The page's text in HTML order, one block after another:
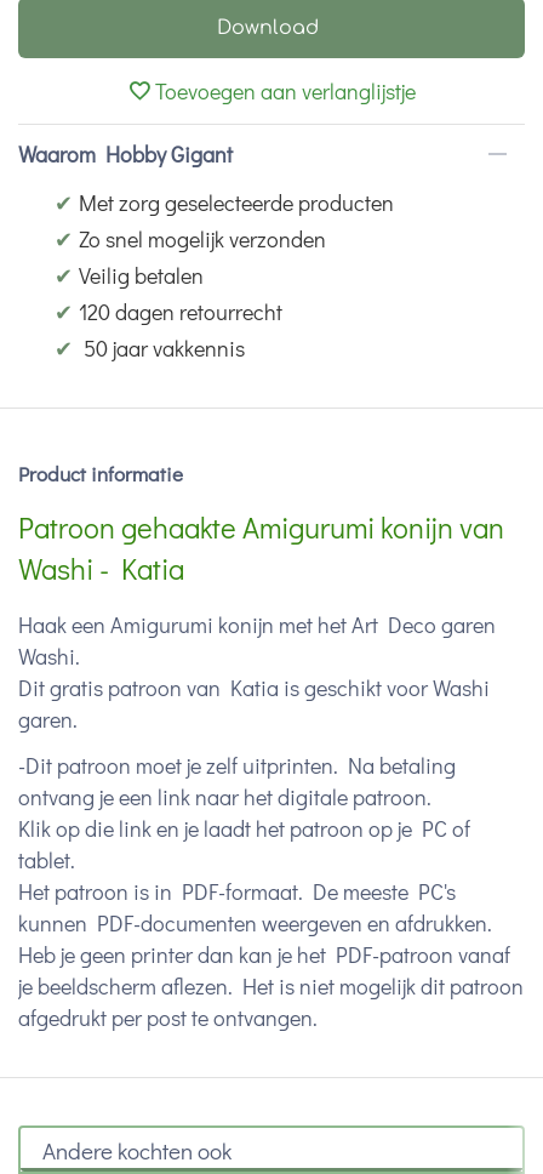
Download
Toevoegen aan verlanglijstje
Waarom Hobby Gigant
✔ Met zorg geselecteerde producten
✔ Zo snel mogelijk verzonden
✔ Veilig betalen
✔ 120 dagen retourrecht
✔ 50 jaar vakkennis
Product informatie
Patroon gehaakte Amigurumi konijn van
Washi - Katia
Haak een Amigurumi konijn met het Art Deco garen
Washi.
Dit gratis patroon van Katia is geschikt voor Washi
garen.
-Dit patroon moet je zelf uitprinten. Na betaling
ontvang je een link naar het digitale patroon.
Klik op die link en je laadt het patroon op je PC of
tablet.
Het patroon is in PDF-formaat. De meeste PC's
kunnen PDF-documenten weergeven en afdrukken.
Heb je geen printer dan kan je het PDF-patroon vanaf
je beeldscherm aflezen. Het is niet mogelijk dit patroon
afgedrukt per post te ontvangen.
Andere kochten ook